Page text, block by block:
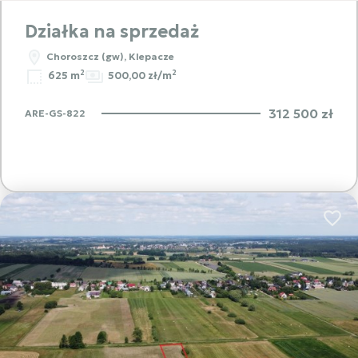
Działka na sprzedaż
Choroszcz (gw), Klepacze
625 m2 500,00 zł/m2
ARE-GS-822 312 500 zł